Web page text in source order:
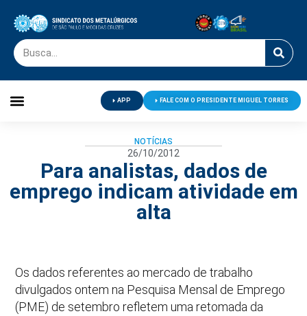
APP FALE COM O PRESIDENTE MIGUEL TORRES
NOTÍCIAS
26/10/2012
Para analistas, dados de
emprego indicam atividade em
alta
Os dados referentes ao mercado de trabalho
divulgados ontem na Pesquisa Mensal de Emprego
(PME) de setembro refletem uma retomada da